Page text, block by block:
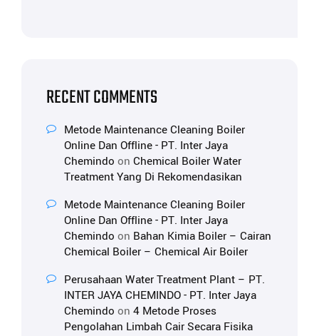
RECENT COMMENTS
Metode Maintenance Cleaning Boiler
Online Dan Offline - PT. Inter Jaya
Chemindo on Chemical Boiler Water
Treatment Yang Di Rekomendasikan
Metode Maintenance Cleaning Boiler
Online Dan Offline - PT. Inter Jaya
Chemindo on Bahan Kimia Boiler – Cairan
Chemical Boiler – Chemical Air Boiler
Perusahaan Water Treatment Plant – PT.
INTER JAYA CHEMINDO - PT. Inter Jaya
Chemindo on 4 Metode Proses
Pengolahan Limbah Cair Secara Fisika